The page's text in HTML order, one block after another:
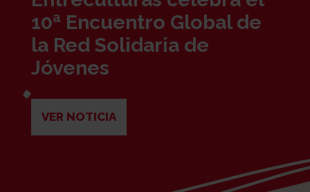
10ª Encuentro Global de
la Red Solidaria de
Jóvenes
VER NOTICIA